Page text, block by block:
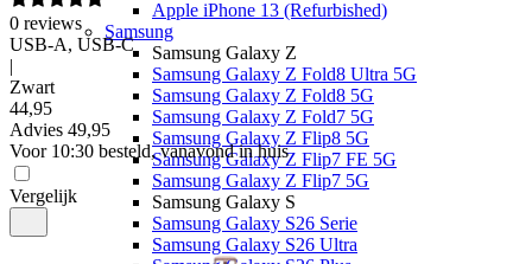
Apple iPhone 13 (Refurbished)
Samsung
Samsung Galaxy Z
Samsung Galaxy Z Fold8 Ultra 5G
Samsung Galaxy Z Fold8 5G
Samsung Galaxy Z Fold7 5G
Samsung Galaxy Z Flip8 5G
Samsung Galaxy Z Flip7 FE 5G
Samsung Galaxy Z Flip7 5G
Samsung Galaxy S
Samsung Galaxy S26 Serie
Samsung Galaxy S26 Ultra
0 reviews
USB-A, USB-C
|
Zwart
44,95
Advies 49,95
Voor 10:30 besteld, vanavond in huis
Vergelijk